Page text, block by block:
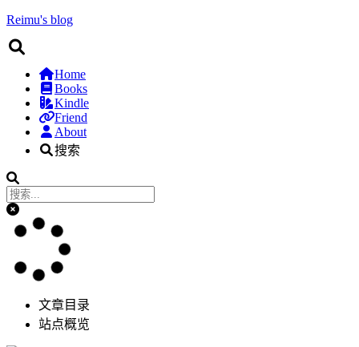
Reimu's blog
Home
Books
Kindle
Friend
About
搜索
文章目录
站点概览